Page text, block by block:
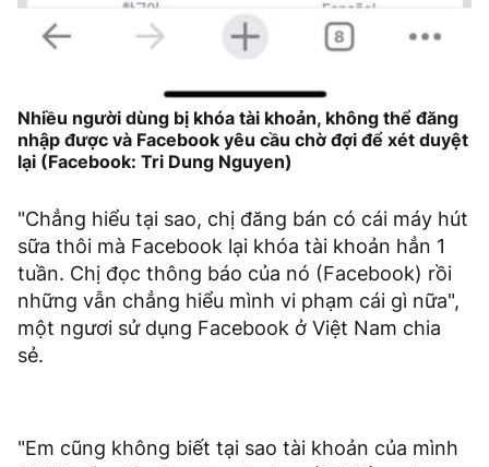
Nhiều người dùng bị khóa tài khoản, không thể đăng
nhập được và Facebook yêu cầu chờ đợi để xét duyệt
lại (Facebook: Tri Dung Nguyen)
"Chẳng hiểu tại sao, chị đăng bán có cái máy hút
sữa thôi mà Facebook lại khóa tài khoản hẳn 1
tuần. Chị đọc thông báo của nó (Facebook) rồi
những vẫn chẳng hiểu mình vi phạm cái gì nữa",
một ngươi sử dụng Facebook ở Việt Nam chia
sẻ.
"Em cũng không biết tại sao tài khoản của mình